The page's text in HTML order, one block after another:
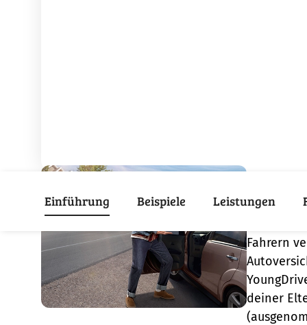
Einführung Beispiele Leistungen
Gerade
Fahrern
deiner